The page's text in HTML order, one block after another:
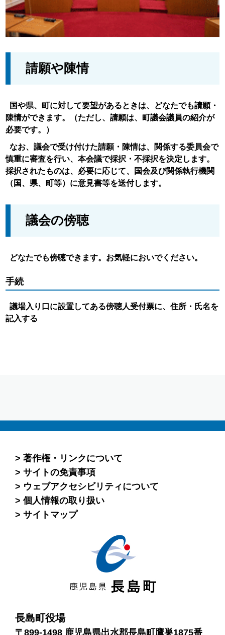
請願や陳情
国や県、町に対して要望があるときは、どなたでも請願・
陳情ができます。（ただし、請願は、町議会議員の紹介が
必要です。）
なお、議会で受け付けた請願・陳情は、関係する委員会で
慎重に審査を行い、本会議で採択・不採択を決定します。
採択されたものは、必要に応じて、国会及び関係執行機関
（国、県、町等）に意見書等を送付します。
議会の傍聴
どなたでも傍聴できます。お気軽においでください。
手続
議場入り口に設置してある傍聴人受付票に、住所・氏名を
記入する
著作権・リンクについて
サイトの免責事項
ウェブアクセシビリティについて
個人情報の取り扱い
サイトマップ
長島町役場
〒899-1498 鹿児島県出水郡長島町鷹巣1875番